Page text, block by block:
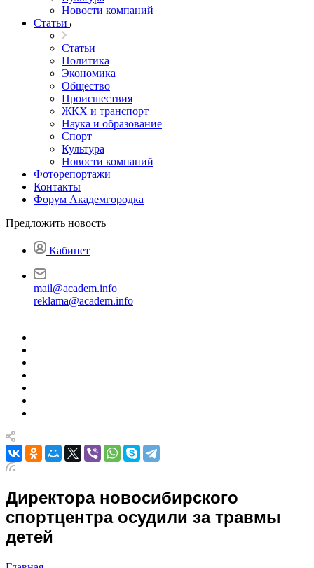
Новости компаний
Статьи
Статьи
Политика
Экономика
Общество
Происшествия
ЖКХ и транспорт
Наука и образование
Спорт
Культура
Новости компаний
Фоторепортажи
Контакты
Форум Академгородка
Предложить новость
Кабинет
mail@academ.info
reklama@academ.info
Директора новосибирского
спортцентра осудили за травмы
детей